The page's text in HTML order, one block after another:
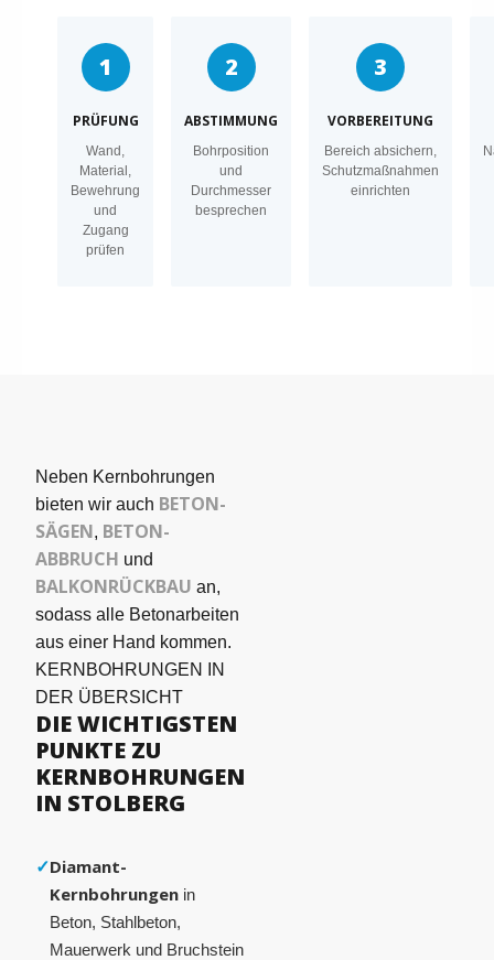
1
PRÜFUNG
Wand,
Material,
Bewehrung
und
Zugang
prüfen
2
ABSTIMMUNG
Bohrposition
und
Durchmesser
besprechen
3
VORBEREITUNG
Bereich absichern,
Schutzmaßnahmen
einrichten
Neben Kernbohrungen
bieten wir auch BETON­
SÄGEN, BETON-
ABBRUCH und
BALKONRÜCKBAU an,
sodass alle Betonarbeiten
aus einer Hand kommen.
KERNBOHRUNGEN IN
DER ÜBERSICHT
DIE WICHTIGSTEN
PUNKTE ZU
KERNBOHRUNGEN
IN STOLBERG
✓Diamant-
Kernbohrungen in
Beton, Stahlbeton,
Mauerwerk und Bruchstein